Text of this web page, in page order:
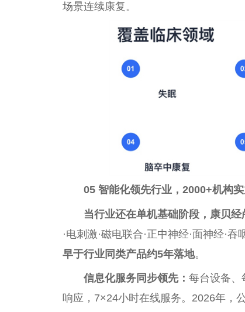
场景连续康复。
05 智能化领先行业，2000+机构
当行业还在单机基础阶段，康贝经
·电刺激·磁电联合·正中神经·面神经·
早于行业同类产品约5年落地。
信息化服务同步领先： 每台设备、
响应，7×24小时在线服务。2026年，